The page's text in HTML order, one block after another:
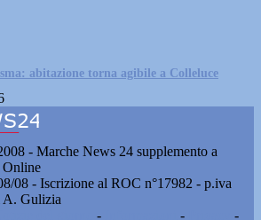
abitazione torna agibile a Colleluce
- Marche News 24 supplemento a
08 - Iscrizione al ROC n°17982 - p.iva
A. Gulizia
- -
-